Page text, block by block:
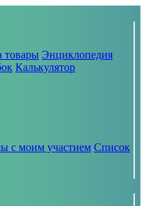
товары Энциклопедия
Калькулятор
с моим участием Список